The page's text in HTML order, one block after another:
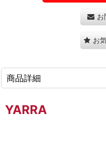
お
お
商品詳細
YARRA